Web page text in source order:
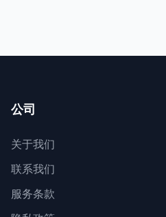
公司
关于我们
联系我们
服务条款